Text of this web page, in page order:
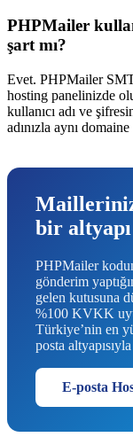
PHPMailer
şart mı?
Evet. PHPMailer
hosting panelinizde
kullanıcı adı ve
adınızla aynı
bir
PHPMailer
gönderim
gelen kutusuna
%100 KVKK
Türkiye’nin en
posta
E-posta